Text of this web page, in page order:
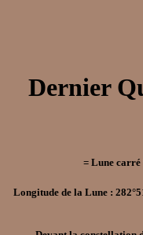
Dernier
= Lune carré
Longitude de la Lune :